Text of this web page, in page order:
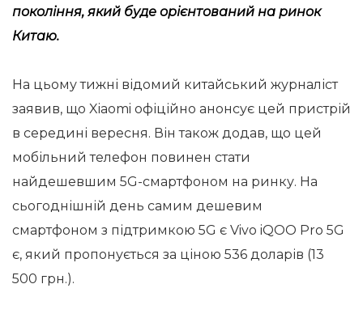
покоління, який буде орієнтований на ринок
Китаю.
На цьому тижні відомий китайський журналіст
заявив, що Xiaomi офіційно анонсує цей пристрій
в середині вересня. Він також додав, що цей
мобільний телефон повинен стати
найдешевшим 5G-смартфоном на ринку. На
сьогоднішній день самим дешевим
смартфоном з підтримкою 5G є Vivo iQOO Pro 5G
є, який пропонується за ціною 536 доларів (13
500 грн.).